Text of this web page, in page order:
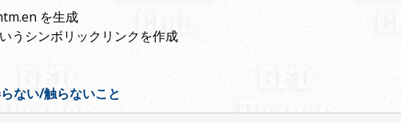
を生成
うシンボリックリンクを作成
ない/触らないこと